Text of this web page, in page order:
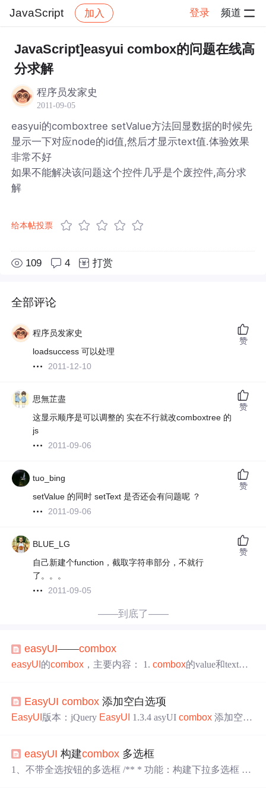
JavaScript 加入 登录 频道
社区 JavaScript 帖子详情
JavaScript]easyui combox的问题在线高
分求解
程序员发家史
2011-09-05
easyui的comboxtree setValue方法回显数据的时候先
显示一下对应node的id值,然后才显示text值.体验效果
非常不好
如果不能解决该问题这个控件几乎是个废控件,高分求
解
给本帖投票
109 4 打赏
全部评论
程序员发家史
loadsuccess 可以处理
2011-12-10
赞
思無芷盡
这显示顺序是可以调整的 实在不行就改comboxtree 的
js
2011-09-06
赞
tuo_bing
setValue 的同时 setText 是否还会有问题呢 ？
2011-09-06
赞
BLUE_LG
自己新建个function，截取字符串部分，不就行
了。。。
2011-09-05
赞
——到底了——
easyUI——combox
easyUI 的combox ，主要内容： 1.combox的value和text，
返回值为json格式数据，value和text分别为json中的key值。
例如： [html] view plaincop
EasyUI combox 添加空白选项
EasyUI 版本：jQuery EasyUI 1.3.4 asyUIcombox 添加空白
项：空白选项的TEXT（显示值）要为两个全角空格，原
因在文章末 JSP请求 <td>Cost GST</td> <td> <input id="id"
easyUI 构建combox 多选框
1、不带全选按钮的多选框 /** * 功能：构建下拉多选框 *